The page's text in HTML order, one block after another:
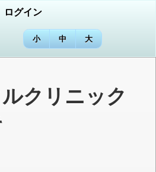
ログイン
小 中 大
クリニック